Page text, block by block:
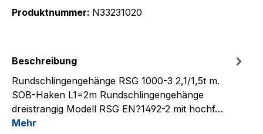
Produktnummer: N33231020
Beschreibung
Rundschlingengehänge RSG 1000-3 2,1/1,5t m.
SOB-Haken L1=2m Rundschlingengehänge
dreistrangig Modell RSG EN?1492-2 mit hochf…
Mehr